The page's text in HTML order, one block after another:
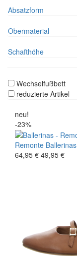
Absatzform
Obermaterial
Schafthöhe
Wechselfußbett
reduzierte Artikel
neu!
-23%
Remonte Ballerinas
64,95 € 49,95 €